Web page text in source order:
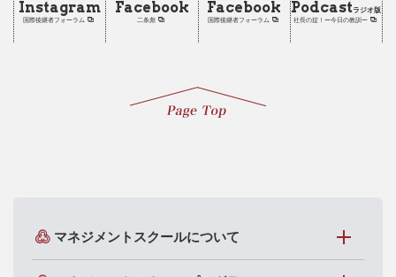
Instagram
国際後継者フォーラム
Facebook
二条彪
Facebook
国際後継者フォーラム
Podcastラジオ版
社長の掟！ー今日の教訓ー
マネジメントスクールについて